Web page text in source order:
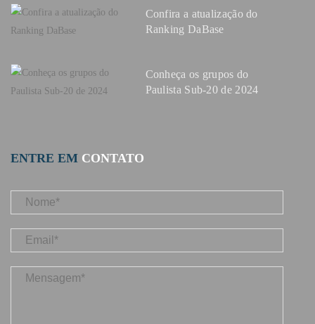
Confira a atualização do
Ranking DaBase
Conheça os grupos do
Paulista Sub-20 de 2024
ENTRE EM CONTATO